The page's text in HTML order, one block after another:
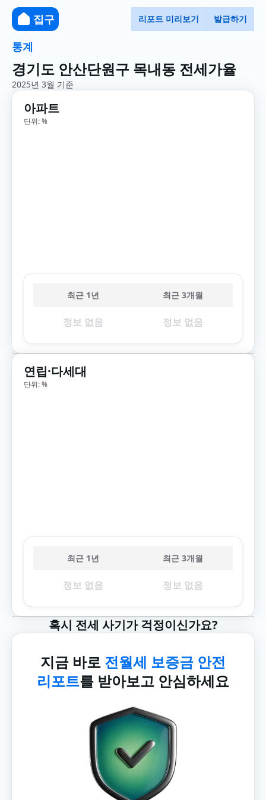
집구 리포트 미리보기 발급하기
통계
경기도 안산단원구 목내동 전세가율
2025년 3월 기준
아파트
단위: %
최근 1년 최근 3개월
정보 없음 정보 없음
연립·다세대
단위: %
최근 1년 최근 3개월
정보 없음 정보 없음
혹시 전세 사기가 걱정이신가요?
지금 바로 전월세 보증금 안전
리포트를 받아보고 안심하세요